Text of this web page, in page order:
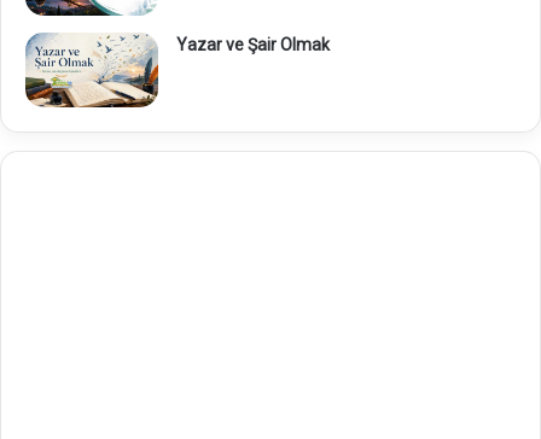
Yazar ve Şair Olmak